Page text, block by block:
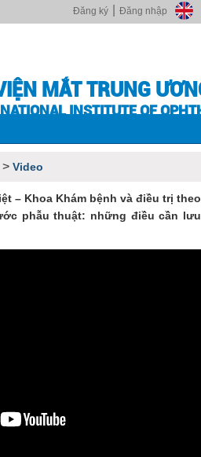
Đăng nhập
Đăng ký
MẮT TRUNG
INSTITUTE OF
> Video
– Khoa Khám bệnh và điều trị theo
phẫu thuật: những điều cần lưu